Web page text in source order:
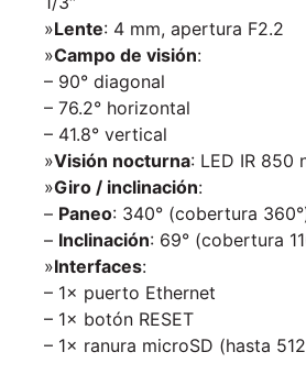
»Lente: 4 mm, apertura F2.2
»Campo de visión:
– 90° diagonal
– 76.2° horizontal
– 41.8° vertical
»Visión nocturna: LED IR 850
»Giro / inclinación:
– Paneo: 340° (cobertura
– Inclinación: 69° (cobertura
»Interfaces:
– 1× puerto Ethernet
– 1× botón RESET
– 1× ranura microSD (hasta